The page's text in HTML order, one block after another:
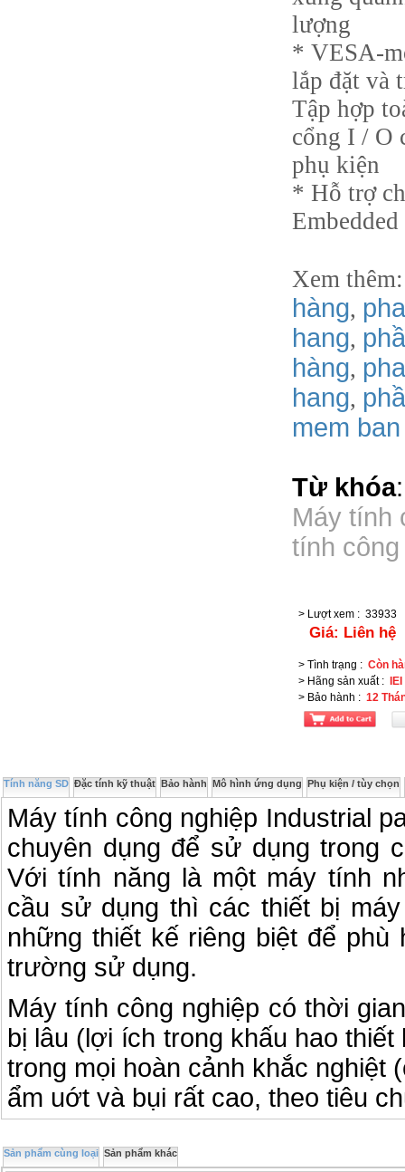
lượng
* VESA-
lắp đặt và
Tập hợp
cổng I / O
phụ kiện
* Hỗ trợ
Xem
hàng,
hang,
hàng,
hang,
mem
Từ khóa
Máy tính
tính
> Lượt xem : 33933
Giá: Liên hệ
> Tình trạng : Còn
> Hãng sản xuất:
IEI
> Bảo hành : 12
Tính năng SD Đặc tính kỹ thuật Bảo hành Mô hình ứng dụng Phụ kiện / tùy chọn
Máy tính công nghiệp Industrial
chuyên dụng để sử dụng trong
Với tính năng là một máy tính
cầu sử dụng thì các thiết bị
những thiết kế riêng biệt để
trường sử dụng.
Máy tính công nghiệp có thời
bị lâu (lợi ích trong khấu hao
trong mọi hoàn cảnh khắc nghiệt
ẩm uớt và bụi rất cao, theo tiêu
Sản phẩm cùng loại Sản phẩm khác